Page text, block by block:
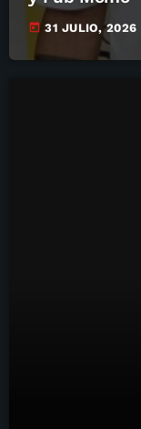
today 31 JULIO, 2026